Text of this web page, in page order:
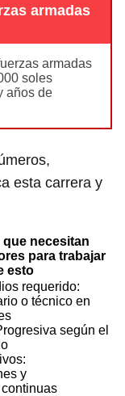
armadas
armadas
soles
años de
esta carrera y
que necesitan
para trabajar
esto
requerido:
o técnico en
según el
y